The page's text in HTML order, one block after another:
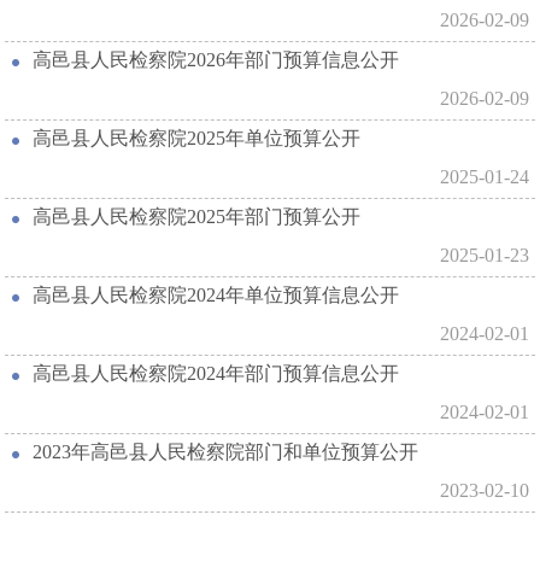
2026-02-09
高邑县人民检察院2026年部门预算信息公开
2026-02-09
高邑县人民检察院2025年单位预算公开
2025-01-24
高邑县人民检察院2025年部门预算公开
2025-01-23
高邑县人民检察院2024年单位预算信息公开
2024-02-01
高邑县人民检察院2024年部门预算信息公开
2024-02-01
2023年高邑县人民检察院部门和单位预算公开
2023-02-10